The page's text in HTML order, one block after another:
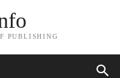
PUBLISHING